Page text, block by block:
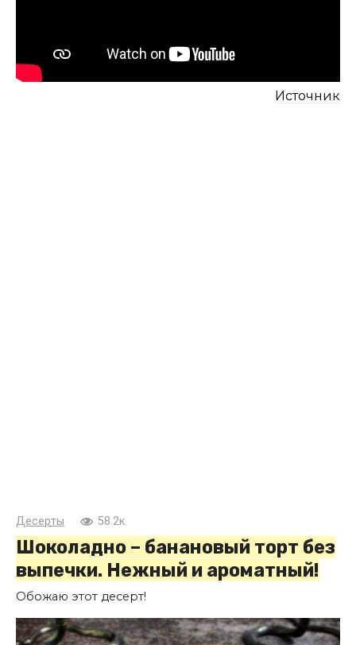
Источник
Десерты 58.2к.
Шоколадно – банановый торт без
выпечки. Нежный и ароматный!
Обожаю этот десерт!